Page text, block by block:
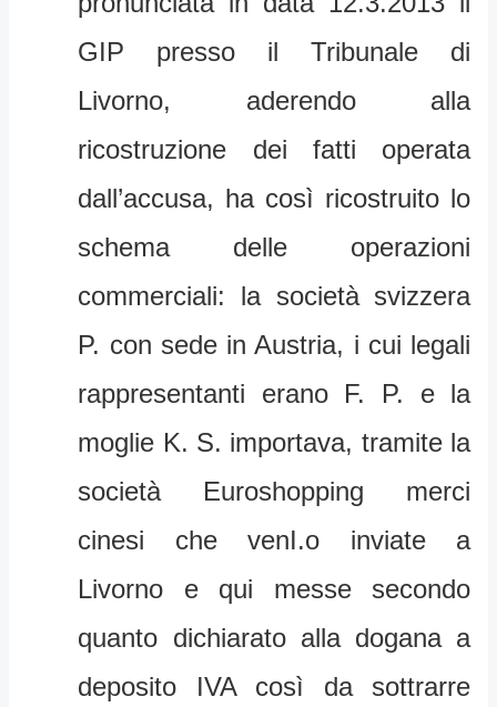
GIP presso il Tribunale di
Livorno, aderendo alla
ricostruzione dei fatti operata
dall’accusa, ha così ricostruito lo
schema delle operazioni
commerciali: la società svizzera
P. con sede in Austria, i cui legali
rappresentanti erano F. P. e la
moglie K. S. importava, tramite la
società Euroshopping merci
cinesi che venI.o inviate a
Livorno e qui messe secondo
quanto dichiarato alla dogana a
deposito IVA così da sottrarre